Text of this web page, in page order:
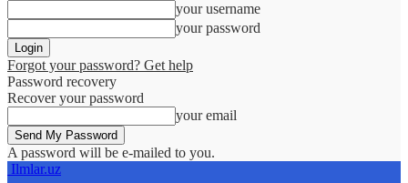
your username
your password
Forgot your password? Get help
Password recovery
Recover your password
your email
A password will be e-mailed to you.
Ilmlar.uz